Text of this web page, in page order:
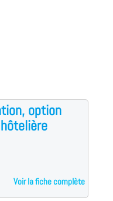
option
Voir la fiche complète